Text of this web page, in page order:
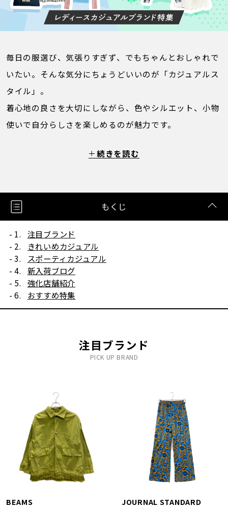
毎日の服選び、気張りすぎず、でもちゃんとおしゃれで
いたい。そんな気分にちょうどいいのが「カジュアルス
タイル」。
着心地の良さを大切にしながら、色やシルエット、小物
使いで自分らしさを楽しめるのが魅力です。
続きを読む
もくじ
注目ブランド
きれいめカジュアル
スポーティカジュアル
新入荷ブログ
強化店舗紹介
おすすめ特集
注目ブランド
PICK UP BRAND
BEAMS JOURNAL STANDARD